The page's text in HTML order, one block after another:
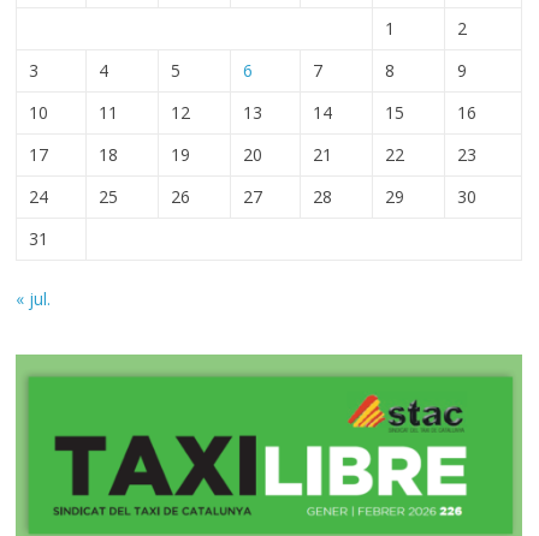
1
2
3
4 5 6 7 8
9
10
11 12 13 14 15
16
17
18 19 20 21 22
23
24
25 26 27 28 29
30
31
« jul.